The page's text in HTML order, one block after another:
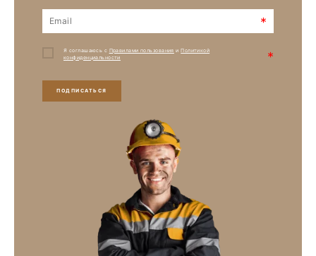
*
Я соглашаюсь с Правилами пользования иПолитикой
конфиденциальности
*
ПОДПИСАТЬСЯ